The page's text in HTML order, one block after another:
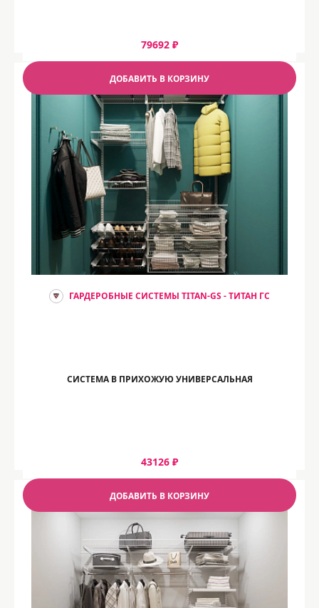
79692 ₽
ДОБАВИТЬ В КОРЗИНУ
ГАРДЕРОБНЫЕ СИСТЕМЫ TITAN-GS - ТИТАН ГС
СИСТЕМА В ПРИХОЖУЮ УНИВЕРСАЛЬНАЯ
43126 ₽
ДОБАВИТЬ В КОРЗИНУ